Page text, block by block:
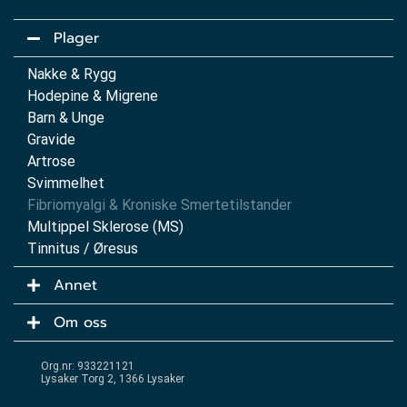
Plager
Nakke & Rygg
Hodepine & Migrene
Barn & Unge
Gravide
Artrose
Svimmelhet
Fibriomyalgi & Kroniske Smertetilstander
Multippel Sklerose (MS)
Tinnitus / Øresus
Annet
Om oss
Org.nr: 933221121
Lysaker Torg 2, 1366 Lysaker